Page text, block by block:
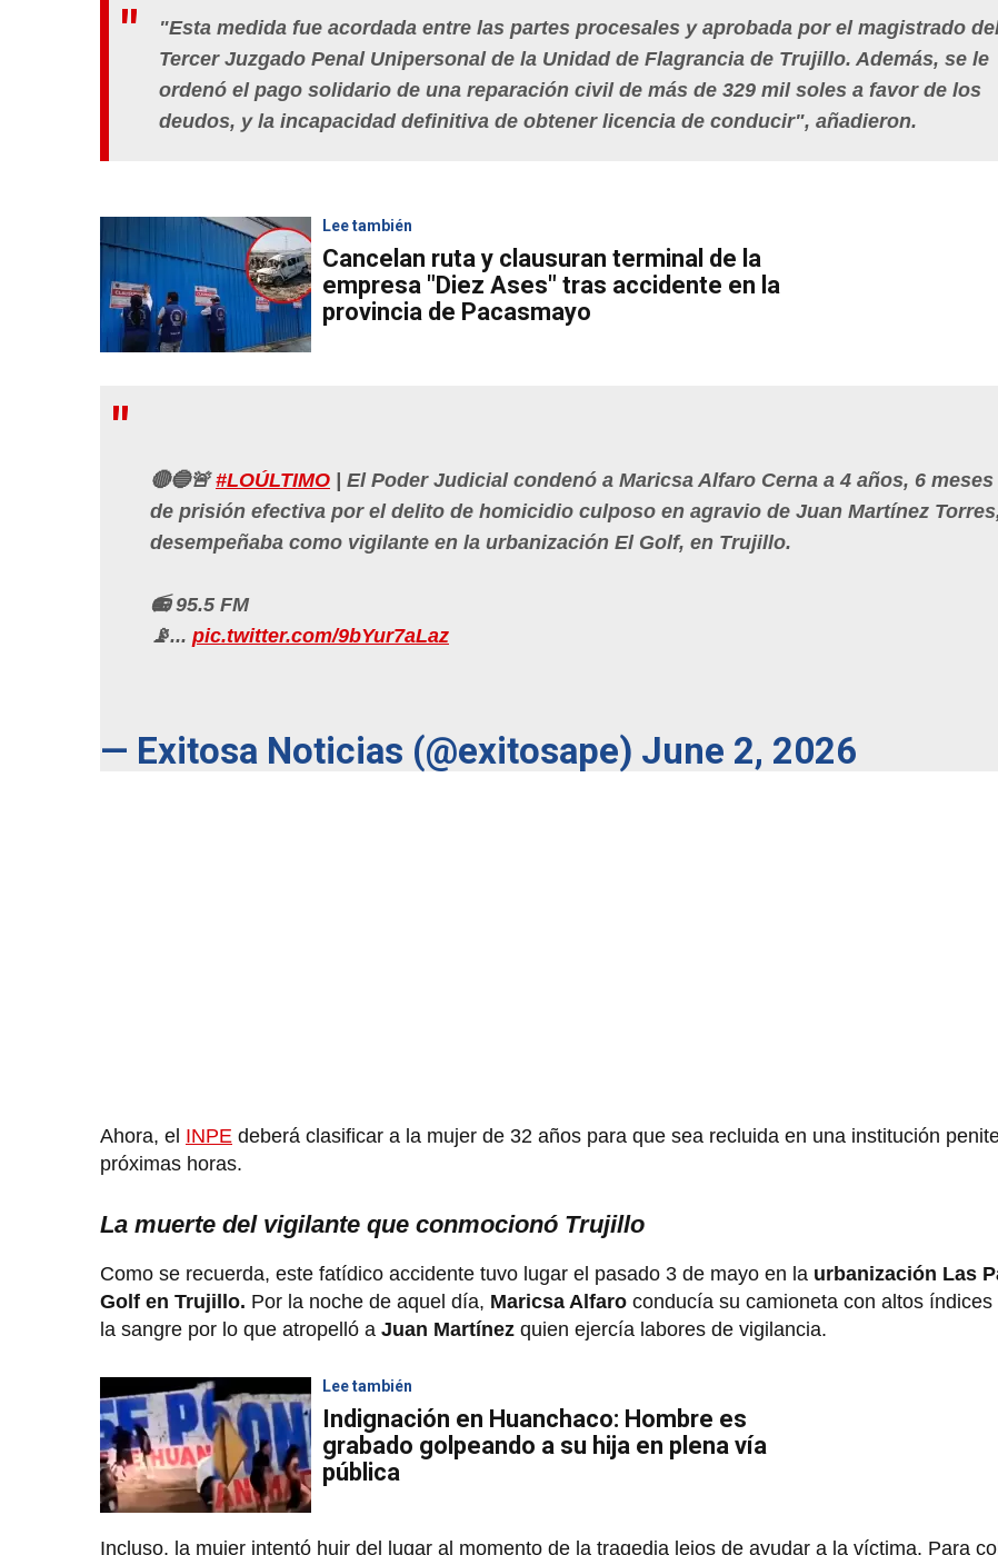
"Esta medida fue acordada entre las partes procesales y aprobada por el magistrado
Tercer Juzgado Penal Unipersonal de la Unidad de Flagrancia de Trujillo. Además, se le
ordenó el pago solidario de una reparación civil de más de 329 mil soles a favor de los
deudos, y la incapacidad definitiva de obtener licencia de conducir", añadieron.
Lee también
Cancelan ruta y clausuran terminal de la
empresa "Diez Ases" tras accidente en la
provincia de Pacasmayo
🔴🔵🚨#LOÚLTIMO | El Poder Judicial condenó a Maricsa Alfaro Cerna a 4 años, 6
de prisión efectiva por el delito de homicidio culposo en agravio de Juan Martínez
desempeñaba como vigilante en la urbanización El Golf, en Trujillo.
📻 95.5 FM
📡... pic.twitter.com/9bYur7aLaz
— Exitosa Noticias (@exitosape) June 2, 2026
Ahora, el INPE deberá clasificar a la mujer de 32 años para que sea recluida en una institución
próximas horas.
La muerte del vigilante que conmocionó Trujillo
Como se recuerda, este fatídico accidente tuvo lugar el pasado 3 de mayo en la urbanización Las
Golf en Trujillo. Por la noche de aquel día, Maricsa Alfaro conducía su camioneta con altos índices
la sangre por lo que atropelló a Juan Martínez quien ejercía labores de vigilancia.
Lee también
Indignación en Huanchaco: Hombre es
grabado golpeando a su hija en plena vía
pública
Incluso, la mujer intentó huir del lugar al momento de la tragedia lejos de ayudar a la víctima. Para